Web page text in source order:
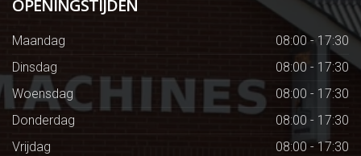
OPENINGSTIJDEN
Maandag
08:00 - 17:30
Dinsdag
08:00 - 17:30
Woensdag
08:00 - 17:30
Donderdag
08:00 - 17:30
Vrijdag
08:00 - 17:30